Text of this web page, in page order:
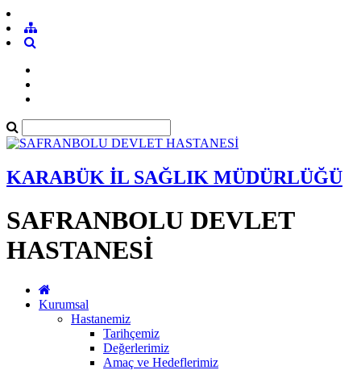
KARABÜK İL SAĞLIK MÜDÜRLÜĞÜ
SAFRANBOLU DEVLET
HASTANESİ
Kurumsal
Hastanemiz
Tarihçemiz
Değerlerimiz
Amaç ve Hedeflerimiz